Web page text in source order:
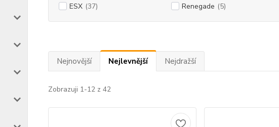
ESX (37) Renegade (5)
Nejnovější Nejlevnější Nejdražší
Zobrazuji 1-12 z 42